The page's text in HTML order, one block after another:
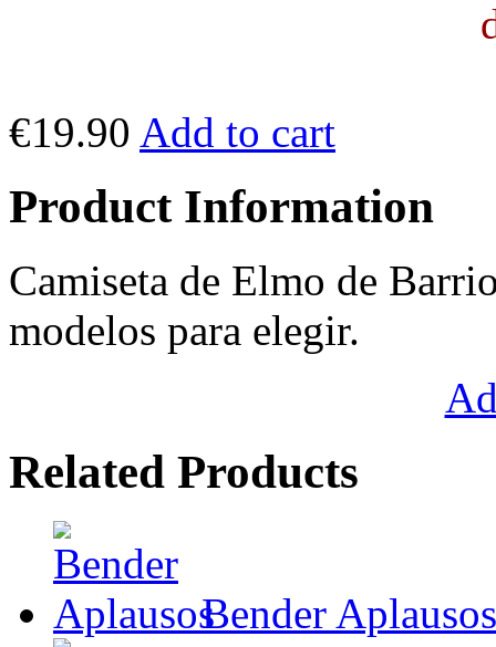
€19.90 Add to cart
Product Information
Camiseta de Elmo de
modelos para elegir.
Related Products
Bender Aplausos